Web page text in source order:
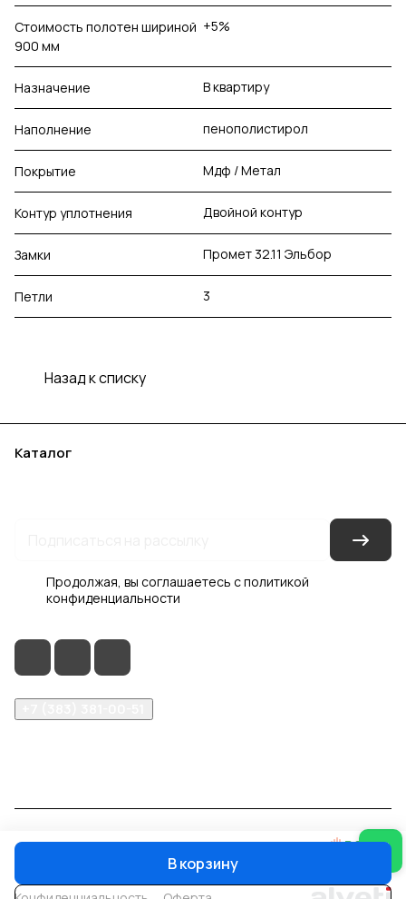
В корзину
Стоимость полотен шириной
900 мм
+5%
Назначение В квартиру
Наполнение пенополистирол
Покрытие Мдф / Метал
Контур уплотнения Двойной контур
Замки Промет 32.11 Эльбор
Петли 3
Назад к списку
Каталог
Продолжая, вы соглашаетесь сполитикой
конфиденциальности
© 2026 Интер-Двери